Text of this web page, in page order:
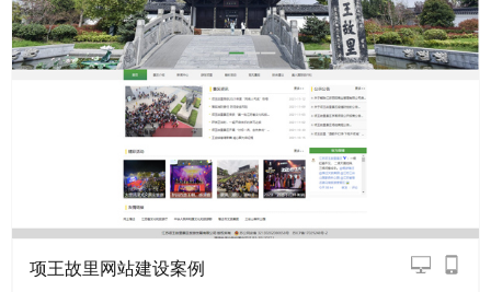
项王故里网站建设案例